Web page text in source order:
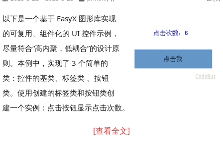
以下是一个基于 EasyX 图形库实现
的可复用、组件化的 UI 控件示例，
尽量符合“高内聚，低耦合”的设计原
则。本例中，实现了 3 个简单的
类：控件的基类、标签类 、按钮
类。使用创建的标签类和按钮类创
建一个实例：点击按钮显示点击次数。
[查看全文]